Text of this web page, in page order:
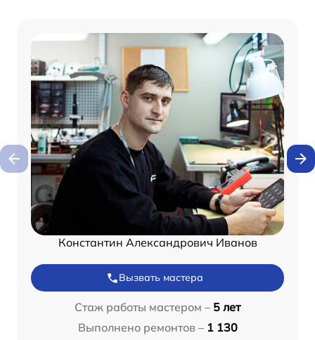
Константин Александрович Иванов
Вызвать мастера
Стаж работы мастером – 5 лет
Выполнено ремонтов – 1 130